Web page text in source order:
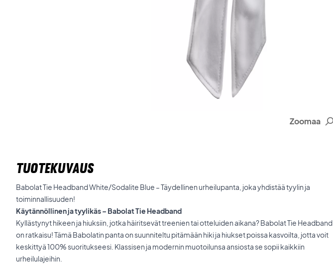
Zoomaa
TUOTEKUVAUS
Babolat Tie Headband White/Sodalite Blue – Täydellinen urheilupanta, joka yhdistää tyylin ja
toiminnallisuuden!
Käytännöllinen ja tyylikäs – Babolat Tie Headband
Kyllästynyt hikeen ja hiuksiin, jotka häiritsevät treenien tai otteluiden aikana? Babolat Tie Headband
on ratkaisu! Tämä Babolatin panta on suunniteltu pitämään hiki ja hiukset poissa kasvoilta, jotta voit
keskittyä 100% suoritukseesi. Klassisen ja modernin muotoilunsa ansiosta se sopii kaikkiin
urheilulajeihin.